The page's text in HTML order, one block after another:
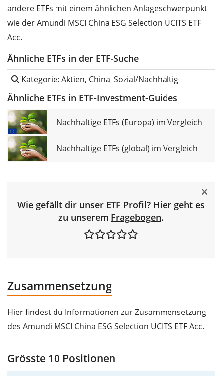
andere ETFs mit einem ähnlichen Anlageschwerpunkt
wie der Amundi MSCI China ESG Selection UCITS ETF
Acc.
Ähnliche ETFs in der ETF-Suche
Kategorie: Aktien, China, Sozial/Nachhaltig
Ähnliche ETFs in ETF-Investment-Guides
Nachhaltige ETFs (Europa) im Vergleich
Nachhaltige ETFs (global) im Vergleich
Wie gefällt dir unser ETF Profil? Hier geht es
zu unserem Fragebogen.
Zusammensetzung
Hier findest du Informationen zur Zusammensetzung
des Amundi MSCI China ESG Selection UCITS ETF Acc.
Grösste 10 Positionen